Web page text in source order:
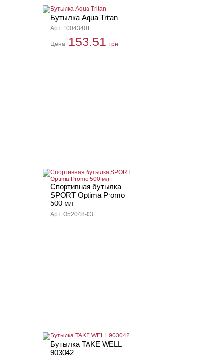
Бутылка Aqua Tritan
Арт. 10043401
Цена: 153.51 грн
Спортивная бутылка
SPORT Optima Promo
500 мл
Арт. O52048-03
Бутылка TAKE WELL
903042